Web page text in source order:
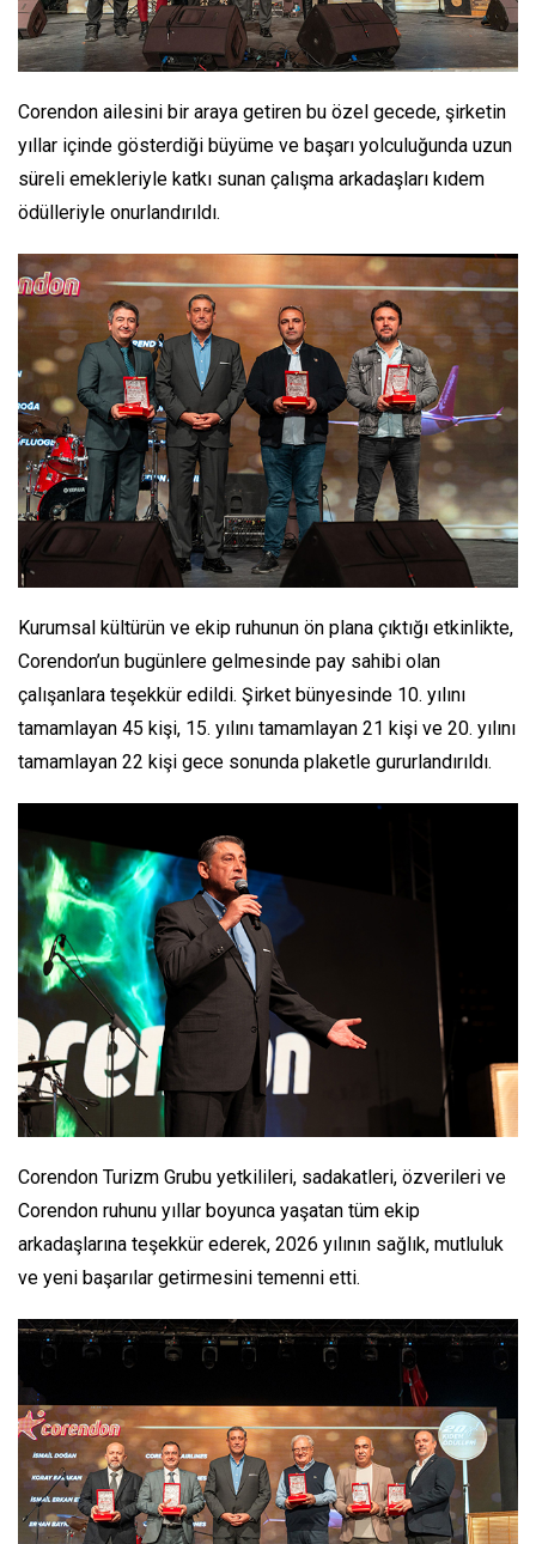
Corendon ailesini bir araya getiren bu özel gecede, şirketin
yıllar içinde gösterdiği büyüme ve başarı yolculuğunda uzun
süreli emekleriyle katkı sunan çalışma arkadaşları kıdem
ödülleriyle onurlandırıldı.
Kurumsal kültürün ve ekip ruhunun ön plana çıktığı etkinlikte,
Corendon’un bugünlere gelmesinde pay sahibi olan
çalışanlara teşekkür edildi. Şirket bünyesinde 10. yılını
tamamlayan 45 kişi, 15. yılını tamamlayan 21 kişi ve 20. yılını
tamamlayan 22 kişi gece sonunda plaketle gururlandırıldı.
Corendon Turizm Grubu yetkilileri, sadakatleri, özverileri ve
Corendon ruhunu yıllar boyunca yaşatan tüm ekip
arkadaşlarına teşekkür ederek, 2026 yılının sağlık, mutluluk
ve yeni başarılar getirmesini temenni etti.